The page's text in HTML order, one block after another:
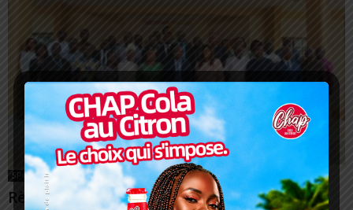
SPORT
Règles d’origine CEDEAO : les opérateurs